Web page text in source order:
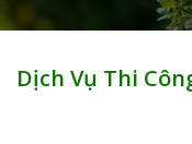
Dịch Vụ Thi